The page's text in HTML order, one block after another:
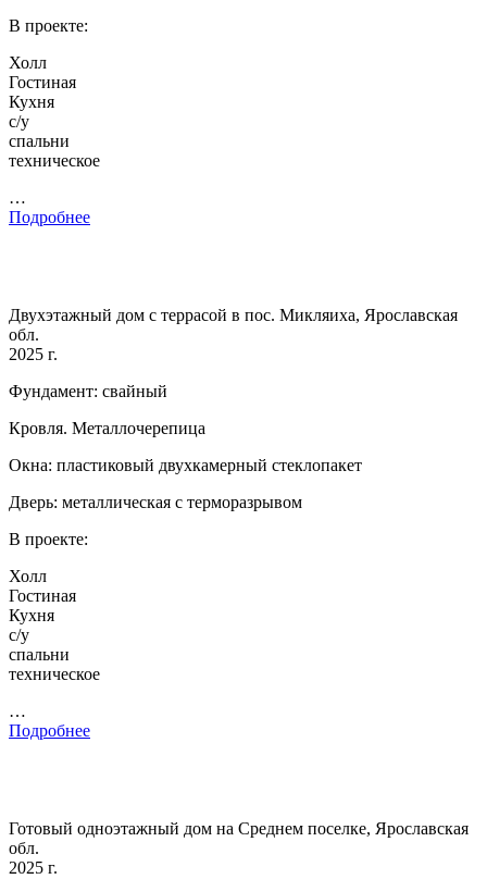
В проекте:
Холл
Гостиная
Кухня
с/у
спальни
техническое
…
Подробнее
Двухэтажный дом с террасой в пос. Микляиха, Ярославская
обл.
2025 г.
Фундамент: свайный
Кровля. Металлочерепица
Окна: пластиковый двухкамерный стеклопакет
Дверь: металлическая с терморазрывом
В проекте:
Холл
Гостиная
Кухня
с/у
спальни
техническое
…
Подробнее
Готовый одноэтажный дом на Среднем поселке, Ярославская
обл.
2025 г.